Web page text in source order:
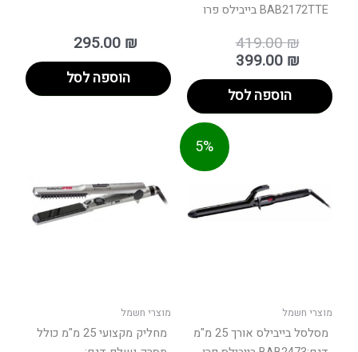
BAB2172TTE בייבילס פרו
419.00₪
399.00 ₪
הוספה לסל
295.00 ₪
הוספה לסל
5%
מוצרי חשמל
מסלסל בייבילס אורך 25 מ"מ
מוצרי חשמל
מחליק מקצועי 25 מ"מ כולל